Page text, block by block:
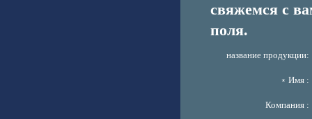
свяжемся с
поля.
название продукции:
﹡Имя :
Компания :